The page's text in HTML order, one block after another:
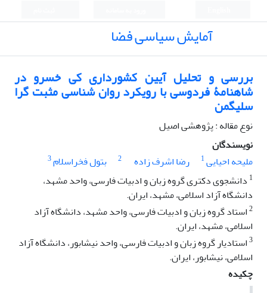
آمایش سیاسی فضا
بررسی و تحلیل آیین کشورداری کی خسرو در
شاهنامۀ فردوسی با رویکرد روان شناسی مثبت گرا
سلیگمن
نوع مقاله : پژوهشی اصیل
نویسندگان
ملیحه احیایی1 رضا اشرف زاده 2 بتول فخراسلام3
1 دانشجوی دکتری گروه زبان و ادبیات فارسی، واحد مشهد،
دانشگاه آزاد اسلامی، مشهد، ایران.
2استاد گروه زبان و ادبیات فارسی، واحد مشهد، دانشگاه آزاد
اسلامی، مشهد، ایران.
3استادیار گروه زبان و ادبیات فارسی، واحد نیشابور، دانشگاه آزاد
اسلامی، نیشابور، ایران.
چکیده